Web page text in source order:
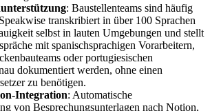
: Baustellenteams sind häufig
transkribiert in über 100 Sprachen
selbst in lauten Umgebungen und stellt
mit spanischsprachigen Vorarbeitern,
oder portugiesischen
dokumentiert werden, ohne einen
zu benötigen.
Integration: Automatische
von Besprechungsunterlagen nach Notion,